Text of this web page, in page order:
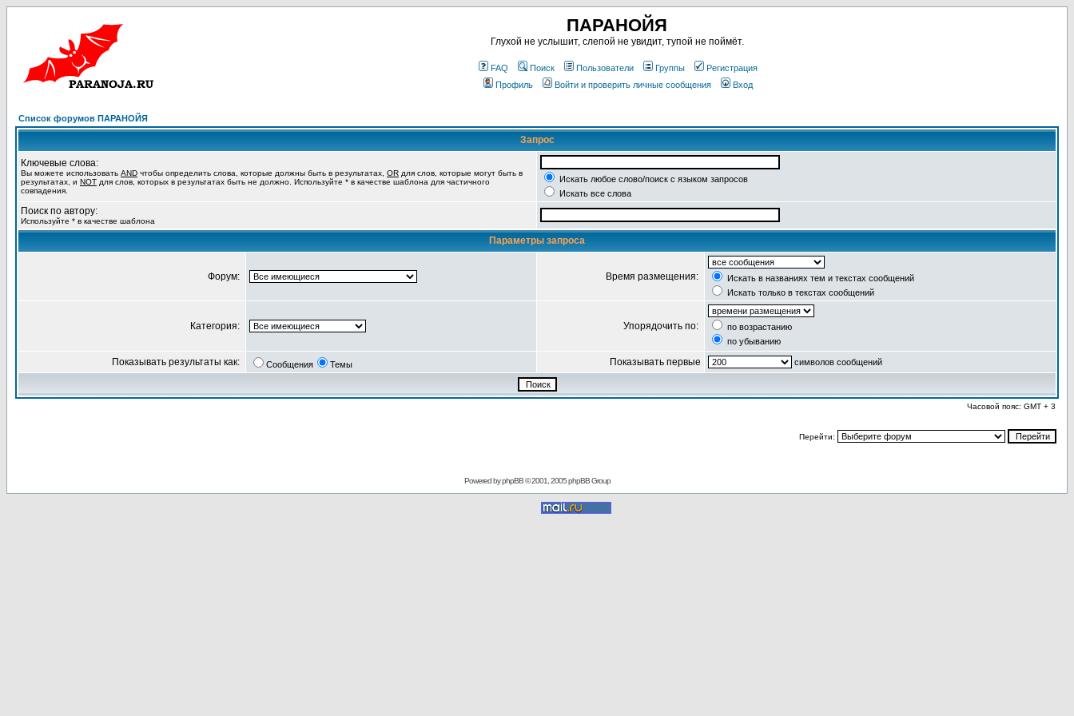
ПАРАНОЙЯ
Глухой не услышит, слепой не увидит, тупой не поймёт.
FAQ Поиск Пользователи Группы
Регистрация
Профиль
Войти и проверить личные сообщения Вход
Список форумов ПАРАНОЙЯ
Запрос
Ключевые слова:
Вы можете использовать AND чтобы определить слова, которые должны быть в результатах, OR для слов, которые могут быть в
результатах, и NOT для слов, которых в результатах быть не должно. Используйте * в качестве шаблона для частичного
совпадения.
Искать любое слово/поиск с языком запросов
Искать все слова
Поиск по автору:
Используйте * в качестве шаблона
Параметры запроса
Форум: Время размещения:
Искать в названиях тем и текстах сообщений
Искать только в текстах сообщений
Категория: Упорядочить по:
по возрастанию
по убыванию
Показывать результаты как: Сообщения Темы Показывать первые символов сообщений
Часовой пояс: GMT + 3
Перейти:
Powered byphpBB© 2001, 2005 phpBB Group